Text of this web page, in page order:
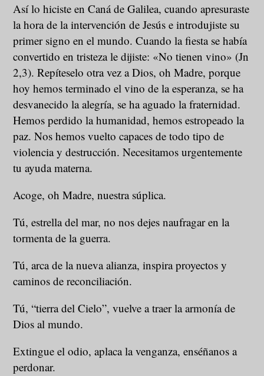
Así lo hiciste en Caná de Galilea, cuando apresuraste
la hora de la intervención de Jesús e introdujiste su
primer signo en el mundo. Cuando la fiesta se había
convertido en tristeza le dijiste: «No tienen vino» (Jn
2,3). Repíteselo otra vez a Dios, oh Madre, porque
hoy hemos terminado el vino de la esperanza, se ha
desvanecido la alegría, se ha aguado la fraternidad.
Hemos perdido la humanidad, hemos estropeado la
paz. Nos hemos vuelto capaces de todo tipo de
violencia y destrucción. Necesitamos urgentemente
tu ayuda materna.
Acoge, oh Madre, nuestra súplica.
Tú, estrella del mar, no nos dejes naufragar en la
tormenta de la guerra.
Tú, arca de la nueva alianza, inspira proyectos y
caminos de reconciliación.
Tú, “tierra del Cielo”, vuelve a traer la armonía de
Dios al mundo.
Extingue el odio, aplaca la venganza, enséñanos a
perdonar.